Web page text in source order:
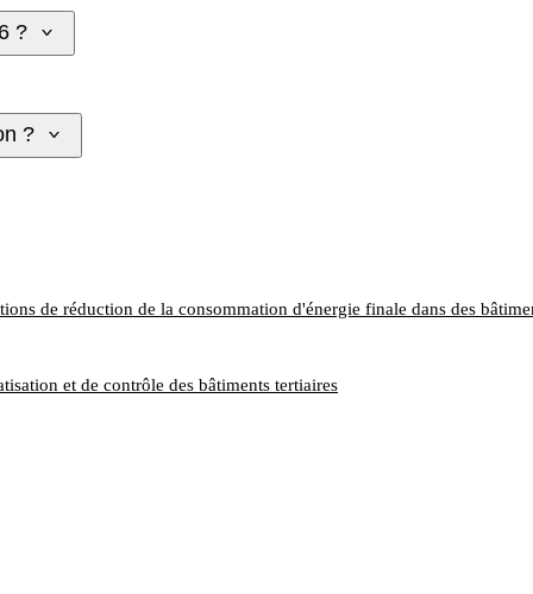
?
?
de réduction de la consommation d'énergie finale dans des
et de contrôle des bâtiments tertiaires